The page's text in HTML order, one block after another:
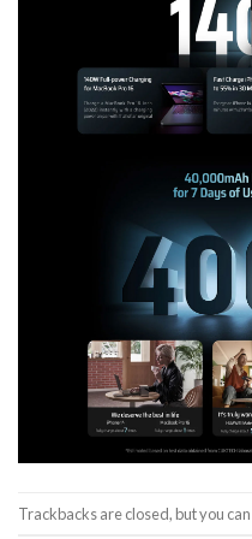
Trackbacks are closed, but you can